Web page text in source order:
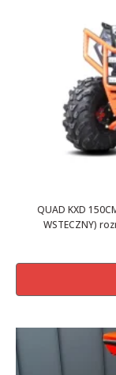
QUAD KXD
WSTECZNY)